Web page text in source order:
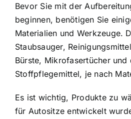
Bevor Sie mit der
beginnen, benötigen Sie
Materialien und Werkzeuge.
Staubsauger,
Bürste, Mikrofasertücher und
Stoffpflegemittel, je nach
Es ist wichtig, Produkte zu
für Autositze entwickelt